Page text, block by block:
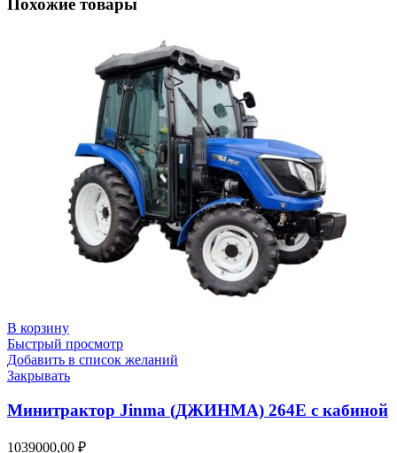
Похожие товары
В корзину
Быстрый просмотр
Добавить в список желаний
Закрывать
Минитрактор Jinma (ДЖИНМА) 264E с кабиной
1039000,00 ₽